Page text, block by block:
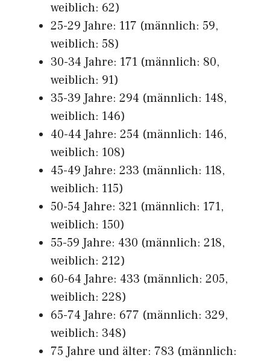
weiblich: 62)
25-29 Jahre: 117 (männlich: 59,
weiblich: 58)
30-34 Jahre: 171 (männlich: 80,
weiblich: 91)
35-39 Jahre: 294 (männlich: 148,
weiblich: 146)
40-44 Jahre: 254 (männlich: 146,
weiblich: 108)
45-49 Jahre: 233 (männlich: 118,
weiblich: 115)
50-54 Jahre: 321 (männlich: 171,
weiblich: 150)
55-59 Jahre: 430 (männlich: 218,
weiblich: 212)
60-64 Jahre: 433 (männlich: 205,
weiblich: 228)
65-74 Jahre: 677 (männlich: 329,
weiblich: 348)
75 Jahre und älter: 783 (männlich: